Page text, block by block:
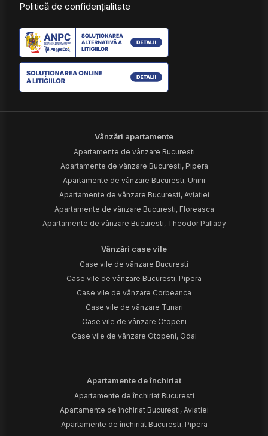
Politică de confidențialitate
Vânzări apartamente
Apartamente de vânzare Bucuresti
Apartamente de vânzare Bucuresti, Pipera
Apartamente de vânzare Bucuresti, Unirii
Apartamente de vânzare Bucuresti, Aviatiei
Apartamente de vânzare Bucuresti, Floreasca
Apartamente de vânzare Bucuresti, Theodor Pallady
Vânzări case vile
Case vile de vânzare Bucuresti
Case vile de vânzare Bucuresti, Pipera
Case vile de vânzare Corbeanca
Case vile de vânzare Tunari
Case vile de vânzare Otopeni
Case vile de vânzare Otopeni, Odai
Apartamente de închiriat
Apartamente de închiriat Bucuresti
Apartamente de închiriat Bucuresti, Aviatiei
Apartamente de închiriat Bucuresti, Pipera